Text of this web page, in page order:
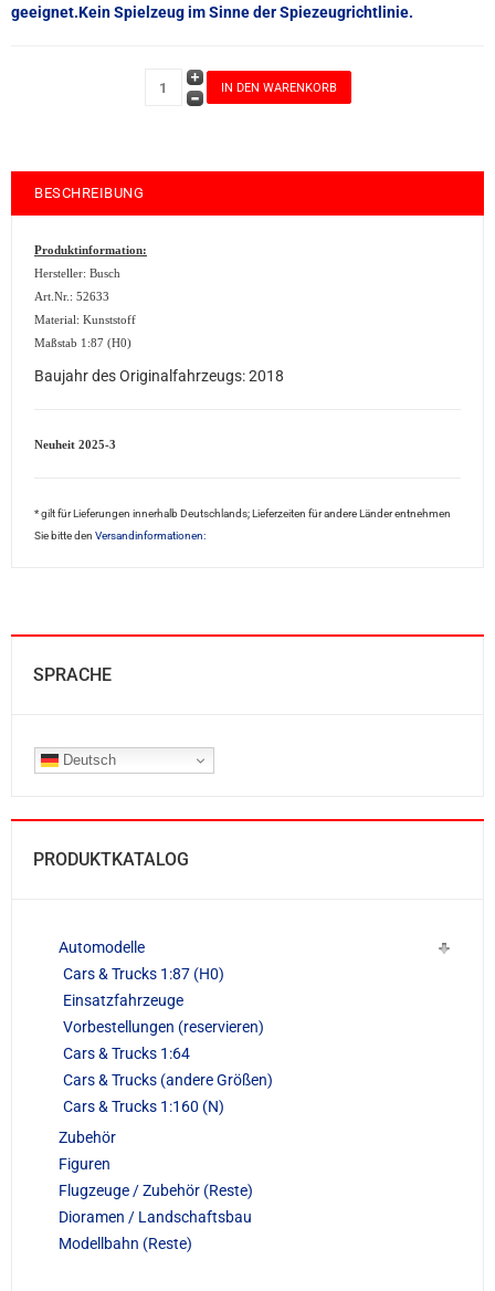
geeignet.Kein Spielzeug im Sinne der Spiezeugrichtlinie.
BESCHREIBUNG
Produktinformation:
Hersteller: Busch
Art.Nr.: 52633
Material: Kunststoff
Maßstab 1:87 (H0)
Baujahr des Originalfahrzeugs: 2018
Neuheit 2025-3
* gilt für Lieferungen innerhalb Deutschlands; Lieferzeiten für andere Länder entnehmen
Sie bitte den Versandinformationen:
SPRACHE
Deutsch
PRODUKTKATALOG
Automodelle
Cars & Trucks 1:87 (H0)
Einsatzfahrzeuge
Vorbestellungen (reservieren)
Cars & Trucks 1:64
Cars & Trucks (andere Größen)
Cars & Trucks 1:160 (N)
Zubehör
Figuren
Flugzeuge / Zubehör (Reste)
Dioramen / Landschaftsbau
Modellbahn (Reste)